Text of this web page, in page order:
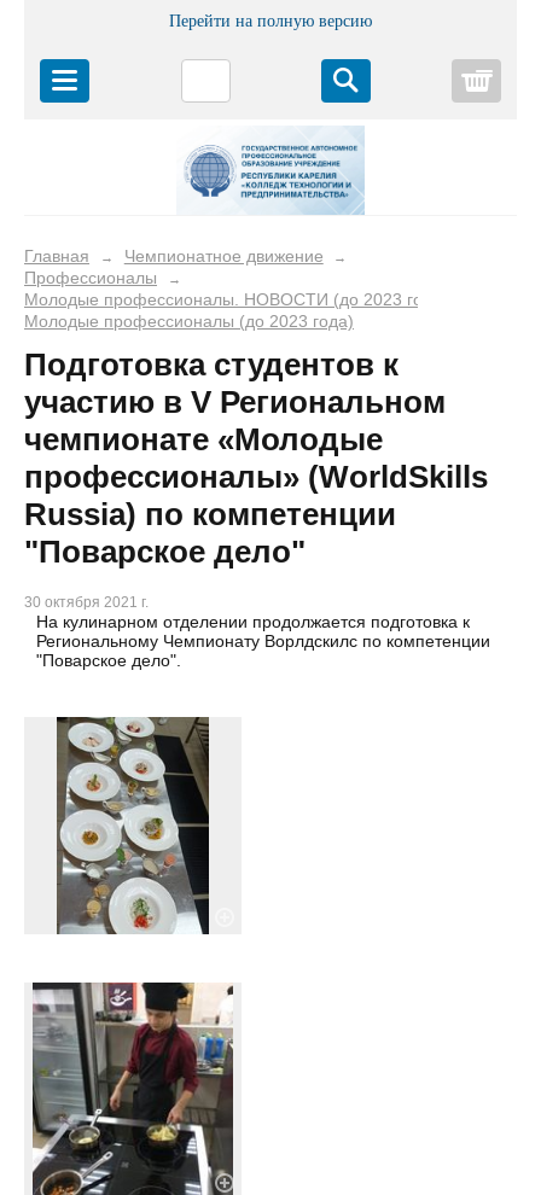
Перейти на полную версию
Главная → Чемпионатное движение →
Профессионалы →
Молодые профессионалы. НОВОСТИ (до 2023 года)
Молодые профессионалы (до 2023 года)
Подготовка студентов к
участию в V Региональном
чемпионате «Молодые
профессионалы» (WorldSkills
Russia) по компетенции
"Поварское дело"
30 октября 2021 г.
На кулинарном отделении продолжается подготовка к
Региональному Чемпионату Ворлдскилс по компетенции
"Поварское дело".